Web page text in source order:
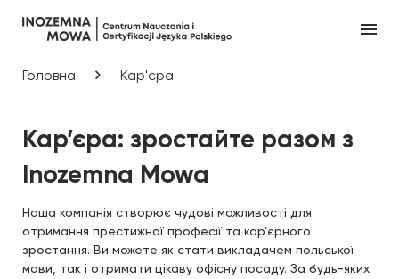
Головна Кар'єра
Кар’єра: зростайте разом з
Inozemna Mowa
Наша компанія створює чудові можливості для
отримання престижної професії та кар’єрного
зростання. Ви можете як стати викладачем польської
мови, так і отримати цікаву офісну посаду. За будь-яких